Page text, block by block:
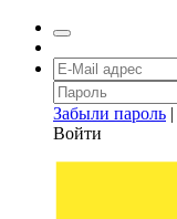
Забыли пароль |
Войти